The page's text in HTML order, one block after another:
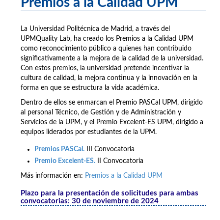
La Universidad Politécnica de Madrid, a través del
UPMQuality Lab, ha creado los Premios a la Calidad UPM
como reconocimiento público a quienes han contribuido
significativamente a la mejora de la calidad de la universidad.
Con estos premios, la universidad pretende incentivar la
cultura de calidad, la mejora continua y la innovación en la
forma en que se estructura la vida académica.
Dentro de ellos se enmarcan el Premio PASCal UPM, dirigido
al personal Técnico, de Gestión y de Administración y
Servicios de la UPM, y el Premio Excelent-ES UPM, dirigido a
equipos liderados por estudiantes de la UPM.
Premios PASCal. III Convocatoria
Premio Excelent-ES.
II Convocatoria
Más información en: Premios a la Calidad UPM
Plazo para la presentación de solicitudes para ambas
convocatorias: 30 de noviembre de 2024